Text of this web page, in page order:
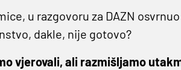
u razgovoru za DAZN
dakle, nije gotovo?
vjerovali, ali razmišljamo